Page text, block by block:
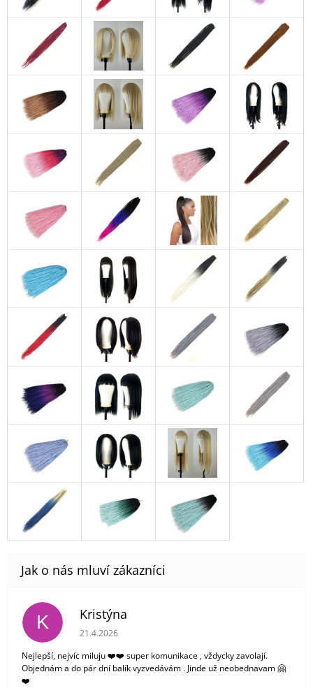
K Kristýna
Hodnocení obchodu je 5 z 5 hvězdiček.
21.4.2026
Nejlepší, nejvíc miluju ❤️❤️ super komunikace , vždycky zavolají.
Objednám a do pár dní balík vyzvedávám . Jinde už neobednavam 🤗
❤️